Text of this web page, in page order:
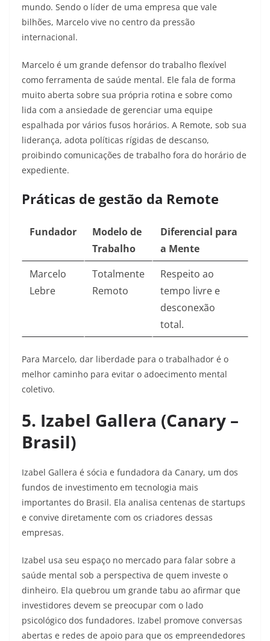
mundo. Sendo o líder de uma empresa que vale
bilhões, Marcelo vive no centro da pressão
internacional.
Marcelo é um grande defensor do trabalho flexível
como ferramenta de saúde mental. Ele fala de forma
muito aberta sobre sua própria rotina e sobre como
lida com a ansiedade de gerenciar uma equipe
espalhada por vários fusos horários. A Remote, sob sua
liderança, adota políticas rígidas de descanso,
proibindo comunicações de trabalho fora do horário de
expediente.
Práticas de gestão da Remote
Fundador
Modelo de
Trabalho
Diferencial para
a Mente
Marcelo
Lebre
Totalmente
Remoto
Respeito ao
tempo livre e
desconexão
total.
Para Marcelo, dar liberdade para o trabalhador é o
melhor caminho para evitar o adoecimento mental
coletivo.
5. Izabel Gallera (Canary –
Brasil)
Izabel Gallera é sócia e fundadora da Canary, um dos
fundos de investimento em tecnologia mais
importantes do Brasil. Ela analisa centenas de startups
e convive diretamente com os criadores dessas
empresas.
Izabel usa seu espaço no mercado para falar sobre a
saúde mental sob a perspectiva de quem investe o
dinheiro. Ela quebrou um grande tabu ao afirmar que
investidores devem se preocupar com o lado
psicológico dos fundadores. Izabel promove conversas
abertas e redes de apoio para que os empreendedores